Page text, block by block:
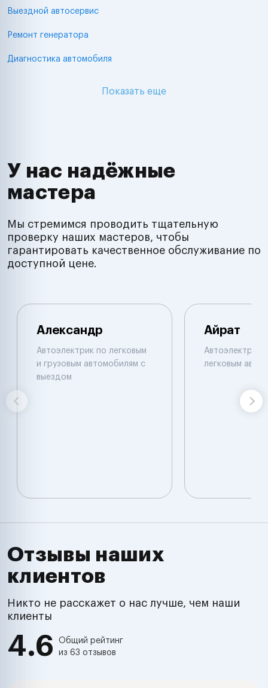
Выездной автосервис
Ремонт генератора
Диагностика автомобиля
Показать еще
У нас надёжные
мастера
Мы стремимся проводить тщательную
проверку наших мастеров, чтобы
гарантировать качественное обслуживание по
доступной цене.
Александр
Автоэлектрик по легковым
и грузовым автомобилям с
выездом
Айрат
Автоэлектрик
легковым
Отзывы наших
клиентов
Никто не расскажет о нас лучше, чем наши
клиенты
4.6
Общий рейтинг
из 63 отзывов